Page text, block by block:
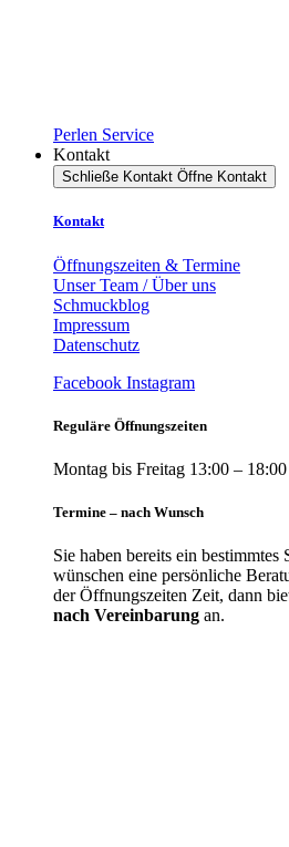
Perlen Service
Kontakt
Schließe Kontakt Öffne Kontakt
Kontakt
Öffnungszeiten & Termine
Unser Team / Über uns
Schmuckblog
Impressum
Datenschutz
Facebook Instagram
Reguläre Öffnungszeiten
Montag bis Freitag 13:00 –
Termine – nach Wunsch
Sie haben bereits ein
wünschen eine persönliche
der Öffnungszeiten Zeit, dann
nach Vereinbarung an.